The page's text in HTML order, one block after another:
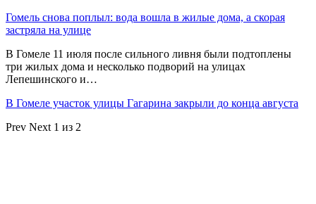
Гомель снова поплыл: вода вошла в жилые дома, а скорая
застряла на улице
В Гомеле 11 июля после сильного ливня были подтоплены
три жилых дома и несколько подворий на улицах
Лепешинского и…
В Гомеле участок улицы Гагарина закрыли до конца августа
Prev Next 1 из 2